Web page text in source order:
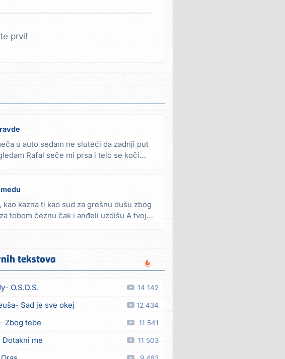
prvi!
u auto sedam ne sluteći da zadnji put
Rafal seče mi prsa i telo se koči
kao kazna ti kao sud za grešnu dušu zbog
tobom čeznu čak i anđeli uzdišu A tvoje
tekstova
O.S.D.S. 14 142
Sad je sve okej 12 434
Zbog tebe 11 541
Dotakni me 11 503